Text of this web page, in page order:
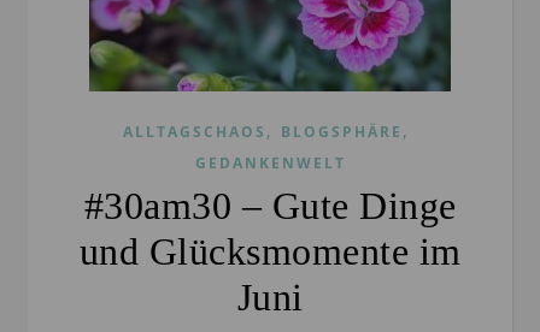
ALLTAGSCHAOS , BLOGSPHÄRE ,
GEDANKENWELT
#30am30 – Gute Dinge
und Glücksmomente im
Juni